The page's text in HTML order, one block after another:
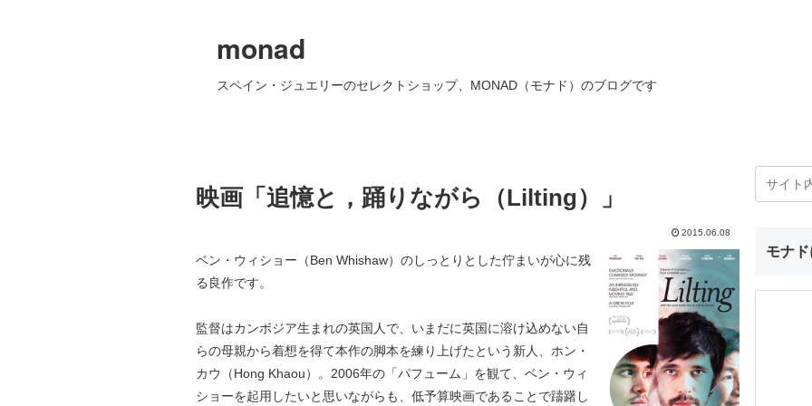
monad
スペイン・ジュエリーのセレクトショップ、MONAD（モナド）のブログです
映画「追憶と，踊りながら（Lilting）」
2015.06.08
ベン・ウィショー（Ben Whishaw）のしっとりとした佇まいが心に残
る良作です。
監督はカンボジア生まれの英国人で、いまだに英国に溶け込めない自
らの母親から着想を得て本作の脚本を練り上げたという新人、ホン・
カウ（Hong Khaou）。2006年の「パフューム」を観て、ベン・ウィ
ショーを起用したいと思いながらも、低予算映画であることで躊躇し
モナ